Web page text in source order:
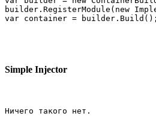
builder.RegisterModule(new
var container = builder.Build();
Simple Injector
Ничего такого нет.